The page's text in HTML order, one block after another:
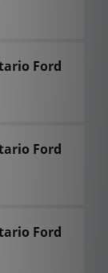
Ford
Ford
Ford